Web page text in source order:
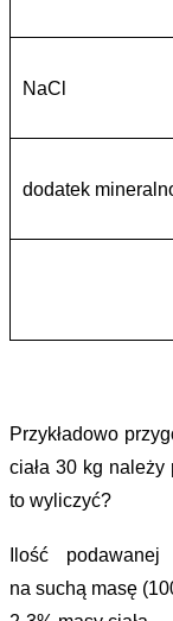
NaCl
dodatek
Przykładowo
ciała 30 kg
to wyliczyć?
Ilość
na suchą masę